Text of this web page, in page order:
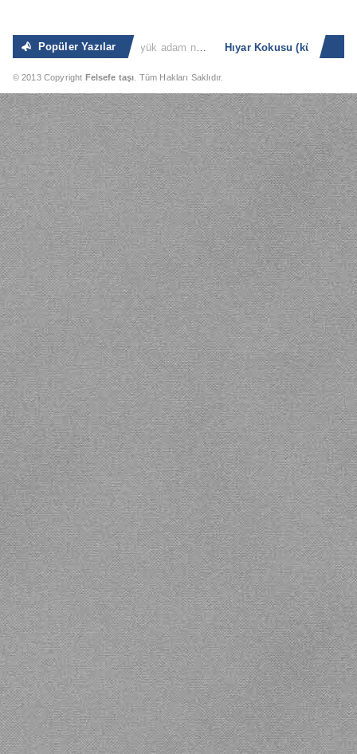
Popüler Yazılar
Sıradan İnsan “Büyük adam nerede ve ne zaman küçük adam olacağını bilir. Küçük adam ise küçük olduğunun [...]
© 2013 Copyright Felsefe taşı . Tüm Hakları Saklıdır.